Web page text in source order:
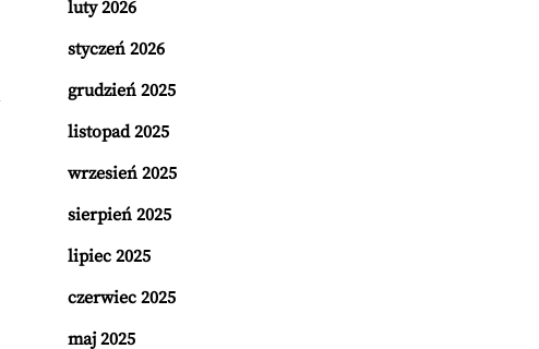
luty 2026
styczeń 2026
grudzień 2025
listopad 2025
wrzesień 2025
sierpień 2025
lipiec 2025
czerwiec 2025
maj 2025